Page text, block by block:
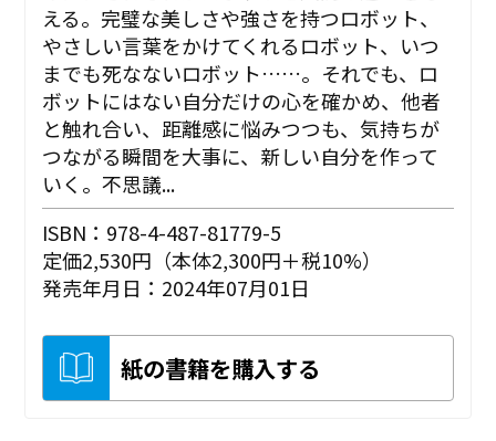
える。完璧な美しさや強さを持つロボット、
やさしい言葉をかけてくれるロボット、いつ
までも死なないロボット……。それでも、ロ
ボットにはない自分だけの心を確かめ、他者
と触れ合い、距離感に悩みつつも、気持ちが
つながる瞬間を大事に、新しい自分を作って
いく――。不思議...
ISBN：978-4-487-81779-5
定価2,530円（本体2,300円＋税10%）
発売年月日：2024年07月01日
紙の書籍を購入する